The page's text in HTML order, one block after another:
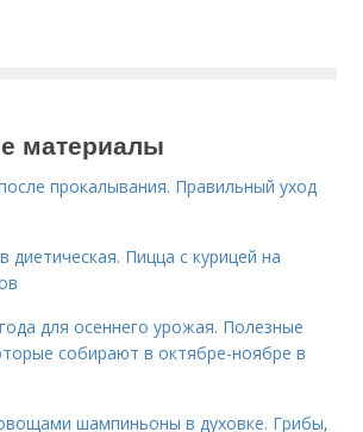
материалы
прокалывания. Правильный уход
диетическая. Пицца с курицей на
для осеннего урожая. Полезные
собирают в октябре-ноябре в
шампиньоны в духовке. Грибы,